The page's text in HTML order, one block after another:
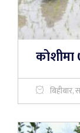
कोशीमा
बिहीबार,